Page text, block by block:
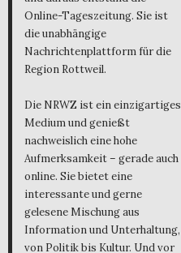
Online-Tageszeitung. Sie ist
die unabhängige
Nachrichtenplattform für die
Region Rottweil.
Die NRWZ ist ein einzigartiges
Medium und genießt
nachweislich eine hohe
Aufmerksamkeit – gerade auch
online. Sie bietet eine
interessante und gerne
gelesene Mischung aus
Information und Unterhaltung,
von Politik bis Kultur. Und vor